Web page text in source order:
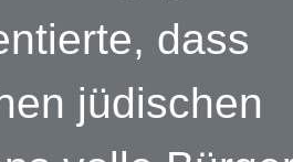
dass
jüdischen